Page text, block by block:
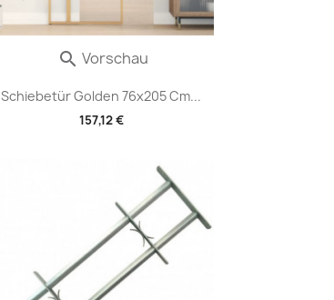
Schiebetür Golden 76x205 Cm...
157,12 €
 Vorschau